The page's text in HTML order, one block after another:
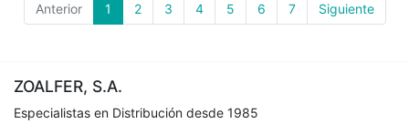
Anterior 1 2 3 4 5 6 7 Siguiente
ZOALFER, S.A.
Especialistas en Distribución desde 1985